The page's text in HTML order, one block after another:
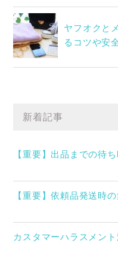
ヤフオクと
るコツや安
新着記事
【重要】出品までの待
【重要】依頼品発送時
カスタマーハラスメン